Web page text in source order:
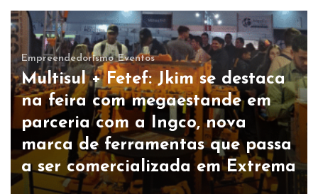
Empreendedorismo Eventos
Multisul + Fetef: Jkim se destaca
na feira com megaestande em
parceria com a Ingco, nova
marca de ferramentas que passa
a ser comercializada em Extrema